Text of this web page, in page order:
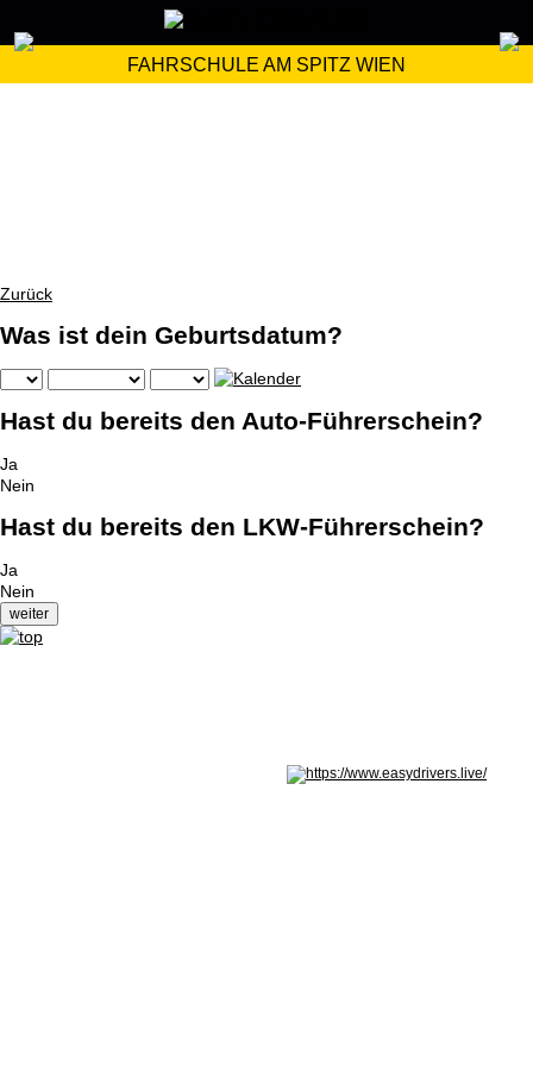
FAHRSCHULE AM SPITZ WIEN
Zurück
Was ist dein Geburtsdatum?
Hast du bereits den Auto-Führerschein?
Ja
Nein
Hast du bereits den LKW-Führerschein?
Ja
Nein